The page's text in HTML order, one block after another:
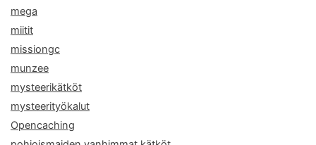
mega
miitit
missiongc
munzee
mysteerikätköt
mysteerityökalut
Opencaching